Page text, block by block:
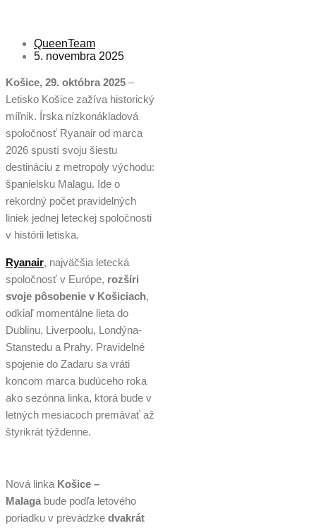
QueenTeam
5. novembra 2025
Košice, 29. októbra 2025 –
Letisko Košice zažíva historický
míľnik. Írska nízkonákladová
spoločnosť Ryanair od marca
2026 spustí svoju šiestu
destináciu z metropoly východu:
španielsku Malagu. Ide o
rekordný počet pravidelných
liniek jednej leteckej spoločnosti
v histórii letiska.
Ryanair, najväčšia letecká
spoločnosť v Európe, rozšíri
svoje pôsobenie v Košiciach,
odkiaľ momentálne lieta do
Dublinu, Liverpoolu, Londýna-
Stanstedu a Prahy. Pravidelné
spojenie do Zadaru sa vráti
koncom marca budúceho roka
ako sezónna linka, ktorá bude v
letných mesiacoch premávať až
štyrikrát týždenne.
Nová linka Košice –
Malaga bude podľa letového
poriadku v prevádzke dvakrát